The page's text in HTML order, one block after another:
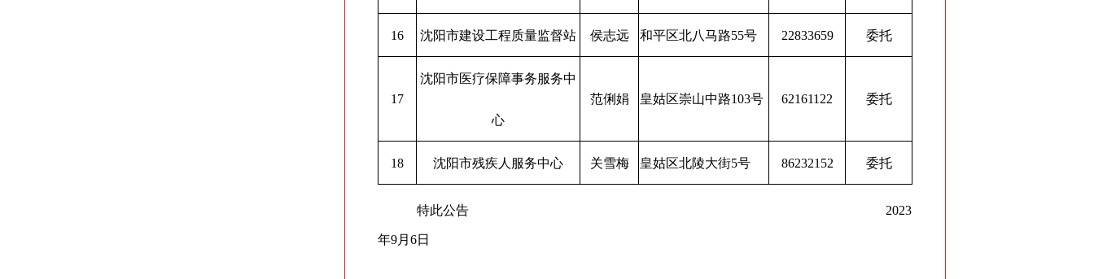
16 沈阳市建设工程质量监督站 侯志远 和平区北八马路55号 22833659 委托
17
沈阳市医疗保障事务服务中
心
范俐娟 皇姑区崇山中路103号 62161122 委托
18 沈阳市残疾人服务中心 关雪梅 皇姑区北陵大街5号 86232152 委托
特此公告 2023
年9月6日